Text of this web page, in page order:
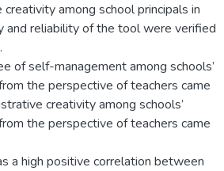
among school principals in
and reliability of the tool were verified
of self-management among schools’
the perspective of teachers came
creativity among schools’
the perspective of teachers came
a high positive correlation between